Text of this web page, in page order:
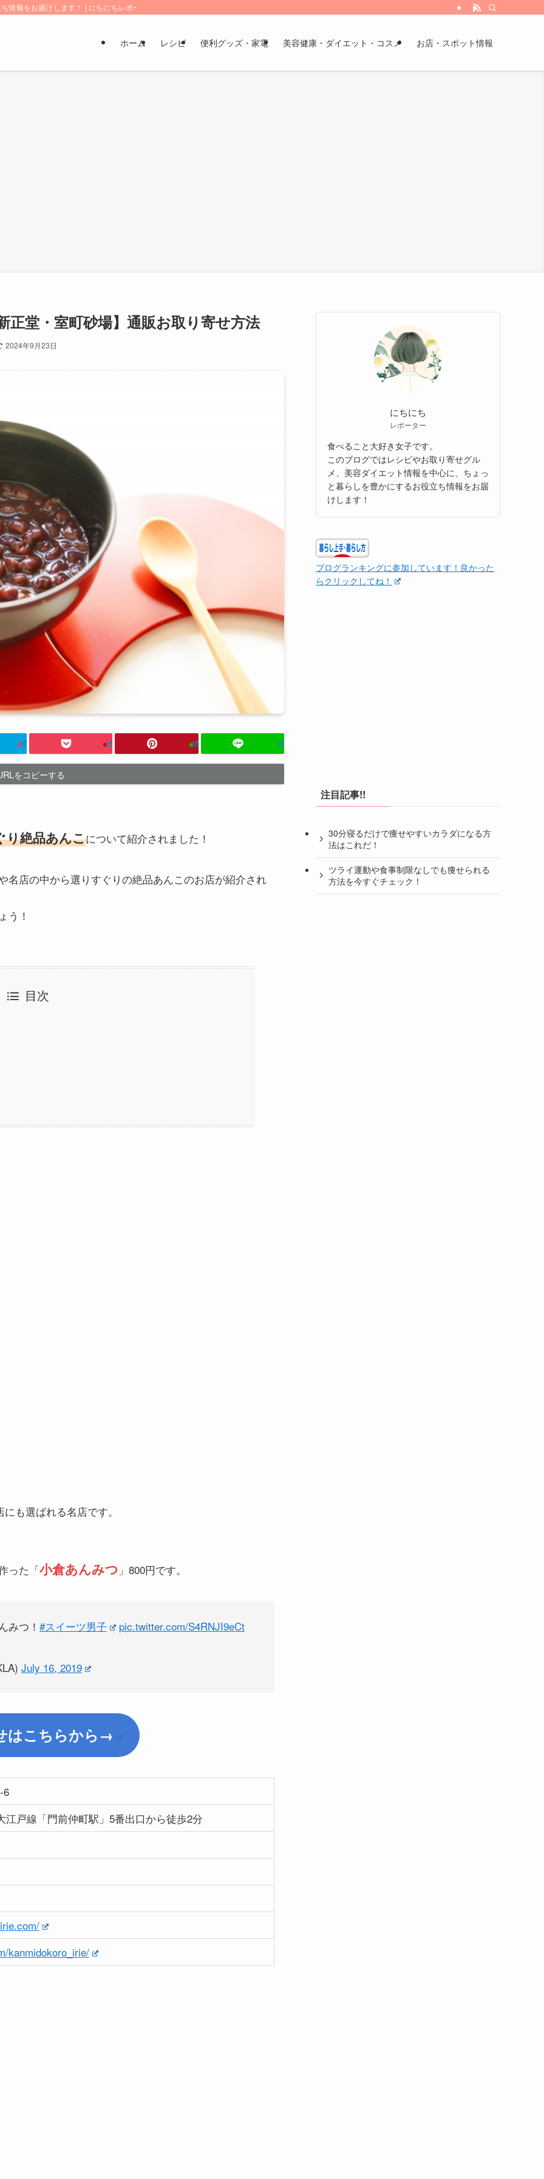
情報をお届けします！ | にちにちレポート
ホーム レシピ 便利グッズ・家電 美容健康・ダイエット・コスメ お店・スポット情報
堂・室町砂場】通販お取り寄せ方法
2024年9月23日
をコピーする
り絶品あんこについて紹介されました！
名店の中から選りすぐりの絶品あんこのお店が紹介され
う！
目次
も選ばれる名店です。
った「小倉あんみつ 」800円です。
みつ！ #スイーツ男子 pic.twitter.com/S4RNJI9eCt
July 16, 2019
はこちらから→
6
江戸線「門前仲町駅」5番出口から徒歩2分
kanmidokoro_irie/
にちにち
レポーター
食べること大好き女子です。
このブログではレシピやお取り寄せグル
メ、美容ダイエット情報を中心に、ちょっ
と暮らしを豊かにするお役立ち情報をお届
けします！
ブログランキングに参加しています！良かった
らクリックしてね！
注目記事!!
30分寝るだけで痩せやすいカラダになる方
法はこれだ！
ツライ運動や食事制限なしでも痩せられる
方法を今すぐチェック！